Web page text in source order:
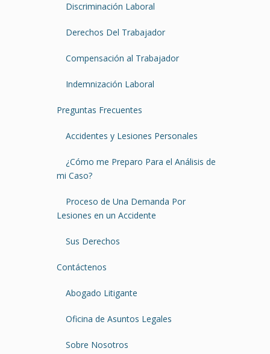
Discriminación Laboral
Derechos Del Trabajador
Compensación al Trabajador
Indemnización Laboral
Preguntas Frecuentes
Accidentes y Lesiones Personales
¿Cómo me Preparo Para el Análisis de
mi Caso?
Proceso de Una Demanda Por
Lesiones en un Accidente
Sus Derechos
Contáctenos
Abogado Litigante
Oficina de Asuntos Legales
Sobre Nosotros